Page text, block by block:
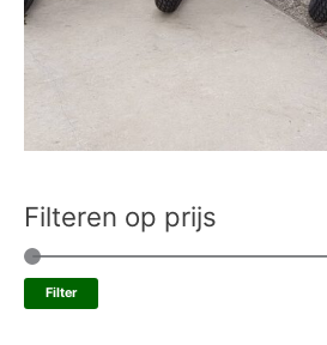
Filteren op prijs
Filter